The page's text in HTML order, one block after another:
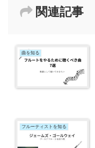
関連記事
曲を知る
フルーティストを知る